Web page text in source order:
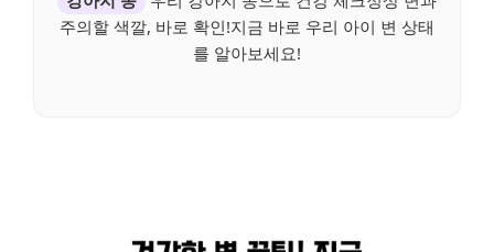
주의할 색깔, 바로 확인!지금 바로 우리 아이 변 상태
를 알아보세요!